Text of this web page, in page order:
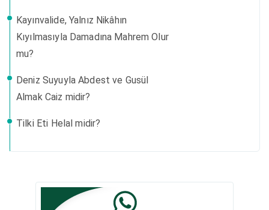
Kayınvalide, Yalnız Nikâhın
Kıyılmasıyla Damadına Mahrem Olur
mu?
Deniz Suyuyla Abdest ve Gusül
Almak Caiz midir?
Tilki Eti Helal midir?